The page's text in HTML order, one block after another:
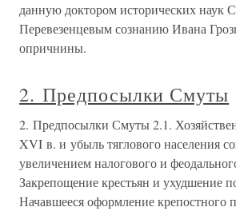
данную доктором исторических наук
Перевезенцевым сознанию Ивана
опричнины.
2. Предпосылки Смуты
2. Предпосылки Смуты 2.1.
XVI в. и убыль тяглового населения
увеличением налогового и
Закрепощение крестьян и ухудшение
Начавшееся оформление крепостного